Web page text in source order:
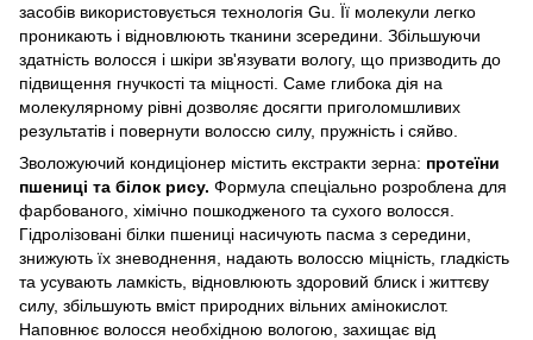
засобів використовується технологія Gu. Її молекули легко
проникають і відновлюють тканини зсередини. Збільшуючи
здатність волосся і шкіри зв'язувати вологу, що призводить до
підвищення гнучкості та міцності. Саме глибока дія на
молекулярному рівні дозволяє досягти приголомшливих
результатів і повернути волоссю силу, пружність і сяйво.
Зволожуючий кондиціонер містить екстракти зерна: протеїни
пшениці та білок рису. Формула спеціально розроблена для
фарбованого, хімічно пошкодженого та сухого волосся.
Гідролізовані білки пшениці насичують пасма з середини,
знижують їх зневоднення, надають волоссю міцність, гладкість
та усувають ламкість, відновлюють здоровий блиск і життєву
силу, збільшують вміст природних вільних амінокислот.
Наповнює волосся необхідною вологою, захищає від